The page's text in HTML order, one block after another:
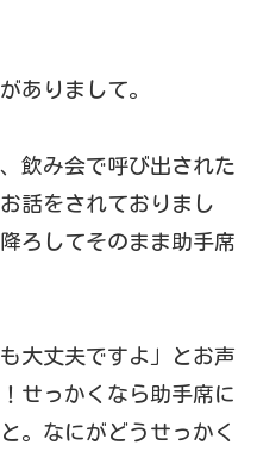
ありまして。
飲み会で呼び出された
話をされておりまし
ろしてそのまま助手席
大丈夫ですよ」とお声
せっかくなら助手席に
。なにがどうせっかく